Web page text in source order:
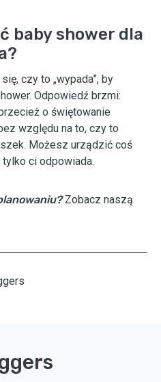
baby shower dla
czy to „wypada”, by
Odpowiedź brzmi:
o świętowanie
względu na to, czy to
Możesz urządzić coś
ci odpowiada.
Zobacz naszą